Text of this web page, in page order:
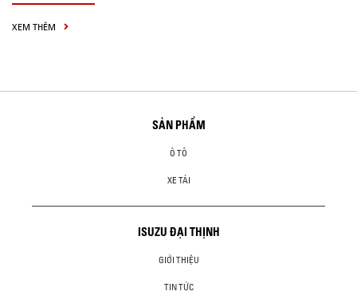
XEM THÊM
SẢN PHẨM
Ô TÔ
XE TẢI
ISUZU ĐẠI THỊNH
GIỚI THIỆU
TIN TỨC